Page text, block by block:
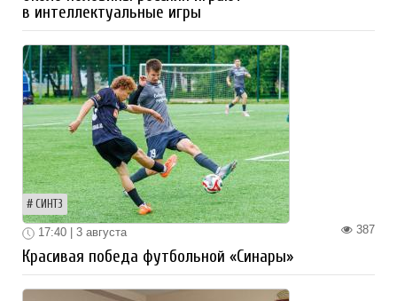
в интеллектуальные игры
СИНТЗ
387
17:40 | 3 августа
Красивая победа футбольной «Синары»